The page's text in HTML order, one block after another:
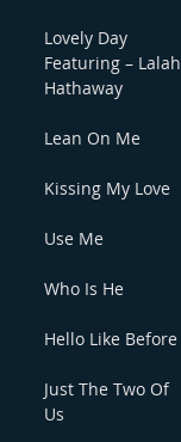
Lovely Day
Featuring – Lalah
Hathaway
Lean On Me
Kissing My Love
Use Me
Who Is He
Hello Like Before
Just The Two Of
Us